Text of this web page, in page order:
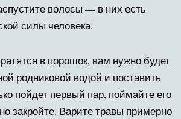
волосы — в них есть
силы человека.
в порошок, вам нужно будет
родниковой водой и поставить
пойдет первый пар, поймайте его
закройте. Варите травы примерно